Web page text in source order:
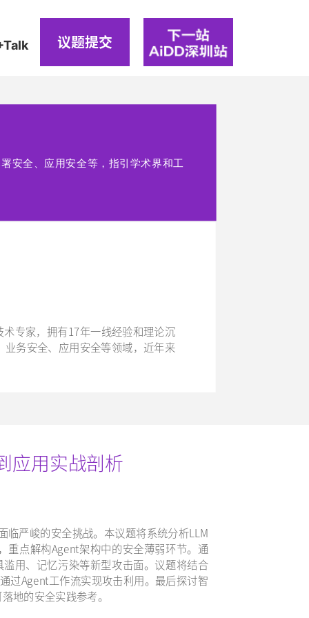
议题提交
专家，拥有17年一线经验和理论沉
务安全、应用安全等领域，近年来
安全、应用安全等，指引学术界和工
应用实战剖析
临严峻的安全挑战。本议题将系统分析LLM
重点解构Agent架构中的安全薄弱环节。通
用、记忆污染等新型攻击面。议题将结合
过Agent工作流实现攻击利用。最后探讨智
落地的安全实践参考。